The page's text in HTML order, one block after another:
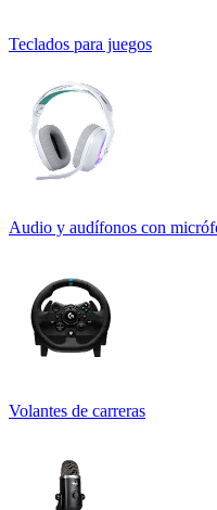
Teclados para juegos
Audio y audífonos con
Volantes de carreras